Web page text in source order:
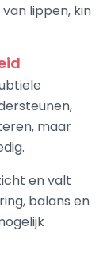
lippen, kin
maar
en valt
balans en